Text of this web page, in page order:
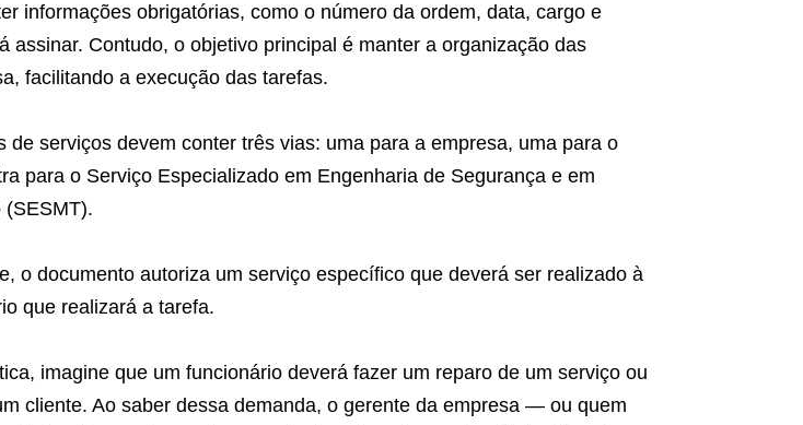
informações obrigatórias, como o número da ordem, data, cargo e
assinar. Contudo, o objetivo principal é manter a organização das
facilitando a execução das tarefas.
de serviços devem conter três vias: uma para a empresa, uma para o
para o Serviço Especializado em Engenharia de Segurança e em
(SESMT).
o documento autoriza um serviço específico que deverá ser realizado à
que realizará a tarefa.
imagine que um funcionário deverá fazer um reparo de um serviço ou
cliente. Ao saber dessa demanda, o gerente da empresa — ou quem